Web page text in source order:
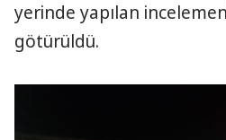
yerinde yapılan
götürüldü.